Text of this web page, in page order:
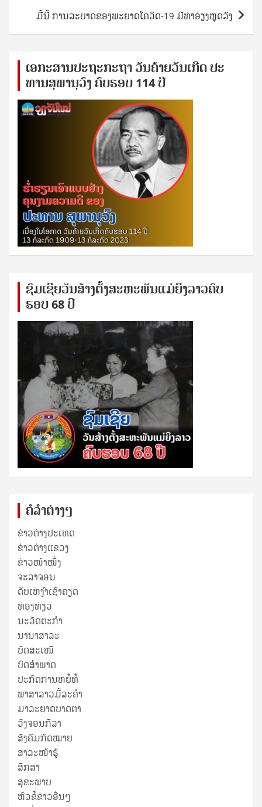
ມື້ນີ້ ການລະບາດຂອງພະຍາດໂຄວິດ-19 ມີທ່າອ່ຽງຫຼຸດລົງ
ເອ​ກະ​ສານ​ປະ​ຖະ​ກະ​ຖ​າ ວັນ​ຄ້າຍ​ວັນ​ເກີດ ປ​ະ​
ທານ​ສຸ​ພາ​ນຸ​ວົງ ຄົບ​ຮອບ 114 ປີ
ຊົ​ມ​ເຊີຍ​ວັນ​ສ້າງ​ຕັ້ງ​ສະ​ຫະ​ພັນ​ແມ່​ຍິງ​​ລາວຄົບ​
ຮອບ 68 ປິ
ຄໍລຳຕ່າງໆ
ຂ່າວຕ່າງປະເທດ
ຂ່າວ​ຕ່າງ​ແຂວງ
ຂ່າວໜ້າໜຶ່ງ
ຈະລາຈອນ
ດັບເຫງົາເຊົາຄຽດ
ທ່ອງທ່ຽວ
ນະວັດຕະກໍາ
ນານາສາລະ
ບົດສະເໜີ
ບົດສໍາພາດ
ປະກົດການຫຍໍ້ທໍ້
ພາສາລາວມື້ລະຄຳ
ມາລະຍາດບາດຕາ
ວົງຈອນກີລາ
ສັງຄົມກົດໝາຍ
ສາລະໜ້າຮູ້
ສຶກສາ
ສຸ​ຂະ​ພາບ
ຫົວຂໍ້ຂ່າວອື່ນໆ